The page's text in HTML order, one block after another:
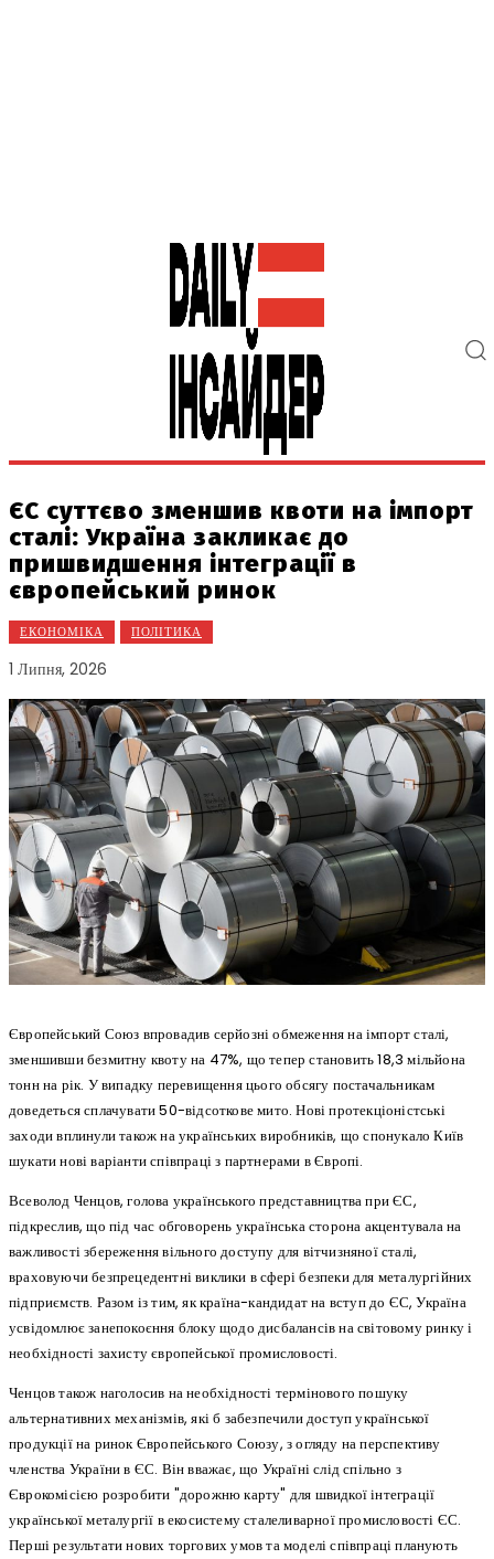
ЄС суттєво зменшив квоти на імпорт
сталі: Україна закликає до
пришвидшення інтеграції в
європейський ринок
ЕКОНОМІКА ПОЛІТИКА
1 Липня, 2026
Європейський Союз впровадив серйозні обмеження на імпорт сталі,
зменшивши безмитну квоту на 47%, що тепер становить 18,3 мільйона
тонн на рік. У випадку перевищення цього обсягу постачальникам
доведеться сплачувати 50-відсоткове мито. Нові протекціоністські
заходи вплинули також на українських виробників, що спонукало Київ
шукати нові варіанти співпраці з партнерами в Європі.
Всеволод Ченцов, голова українського представництва при ЄС,
підкреслив, що під час обговорень українська сторона акцентувала на
важливості збереження вільного доступу для вітчизняної сталі,
враховуючи безпрецедентні виклики в сфері безпеки для металургійних
підприємств. Разом із тим, як країна-кандидат на вступ до ЄС, Україна
усвідомлює занепокоєння блоку щодо дисбалансів на світовому ринку і
необхідності захисту європейської промисловості.
Ченцов також наголосив на необхідності термінового пошуку
альтернативних механізмів, які б забезпечили доступ української
продукції на ринок Європейського Союзу, з огляду на перспективу
членства України в ЄС. Він вважає, що Україні слід спільно з
Єврокомісією розробити "дорожню карту" для швидкої інтеграції
української металургії в екосистему сталеливарної промисловості ЄС.
Перші результати нових торгових умов та моделі співпраці планують